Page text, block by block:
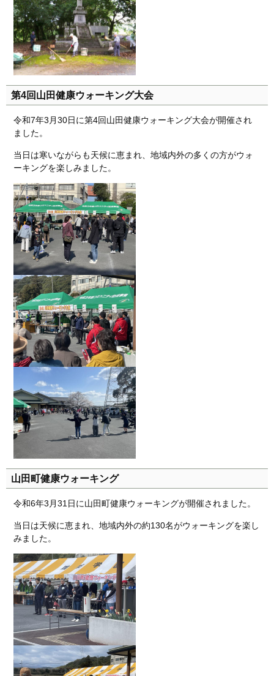
第4回山田健康ウォーキング大会
令和7年3月30日に第4回山田健康ウォーキング大会が開催され
ました。
当日は寒いながらも天候に恵まれ、地域内外の多くの方がウォ
ーキングを楽しみました。
山田町健康ウォーキング
令和6年3月31日に山田町健康ウォーキングが開催されました。
当日は天候に恵まれ、地域内外の約130名がウォーキングを楽し
みました。